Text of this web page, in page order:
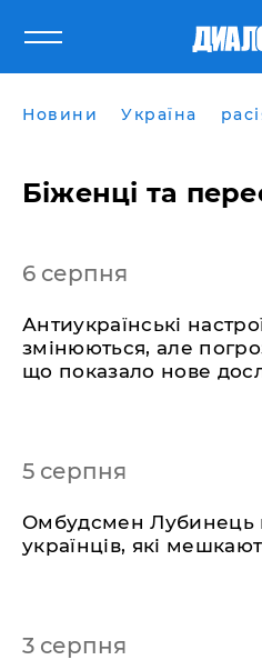
Новини Україна
Біженці та
6 серпня
Антиукраїнські
змінюються, але
що показало нове
5 серпня
Омбудсмен Лубинець
українців, які
3 серпня